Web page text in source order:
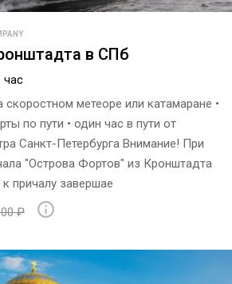
в СПб
час
скоростном метеоре или катамаране •
по пути • один час в пути от
Санкт-Петербурга Внимание! При
"Острова Фортов" из Кронштадта
причалу завершае
₽